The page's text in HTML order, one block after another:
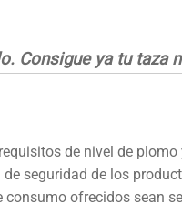
Consigue ya tu taza
de nivel de plomo
seguridad de los
ofrecidos sean